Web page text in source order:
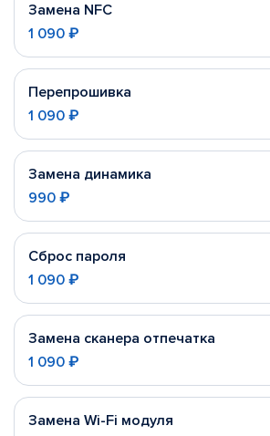
Замена NFC
1 090 ₽
Перепрошивка
1 090 ₽
Замена динамика
990 ₽
Сброс пароля
1 090 ₽
Замена сканера отпечатка
1 090 ₽
Замена Wi-Fi модуля